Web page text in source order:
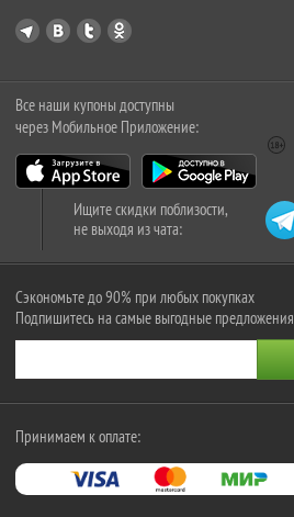
Все наши купоны доступны
через Мобильное Приложение:
Ищите скидки поблизости,
не выходя из чата:
Сэкономьте до 90% при любых покупках
Подпишитесь на самые выгодные предложения
Принимаем к оплате: